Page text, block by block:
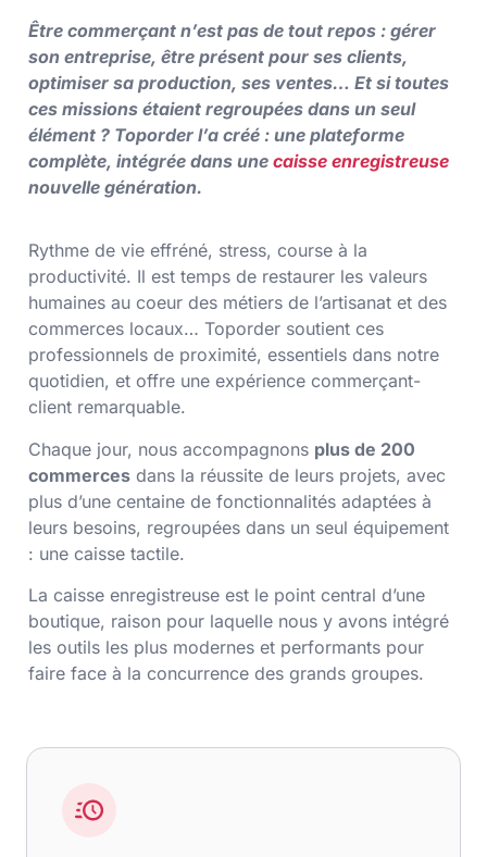
Être commerçant n’est pas de tout repos : gérer
son entreprise, être présent pour ses clients,
optimiser sa production, ses ventes… Et si toutes
ces missions étaient regroupées dans un seul
élément ? Toporder l’a créé : une plateforme
complète, intégrée dans une caisse enregistreuse
nouvelle génération.
Rythme de vie effréné, stress, course à la
productivité. Il est temps de restaurer les valeurs
humaines au coeur des métiers de l’artisanat et des
commerces locaux… Toporder soutient ces
professionnels de proximité, essentiels dans notre
quotidien, et offre une expérience commerçant-
client remarquable.
Chaque jour, nous accompagnons plus de 200
commerces dans la réussite de leurs projets, avec
plus d’une centaine de fonctionnalités adaptées à
leurs besoins, regroupées dans un seul équipement
: une caisse tactile.
La caisse enregistreuse est le point central d’une
boutique, raison pour laquelle nous y avons intégré
les outils les plus modernes et performants pour
faire face à la concurrence des grands groupes.